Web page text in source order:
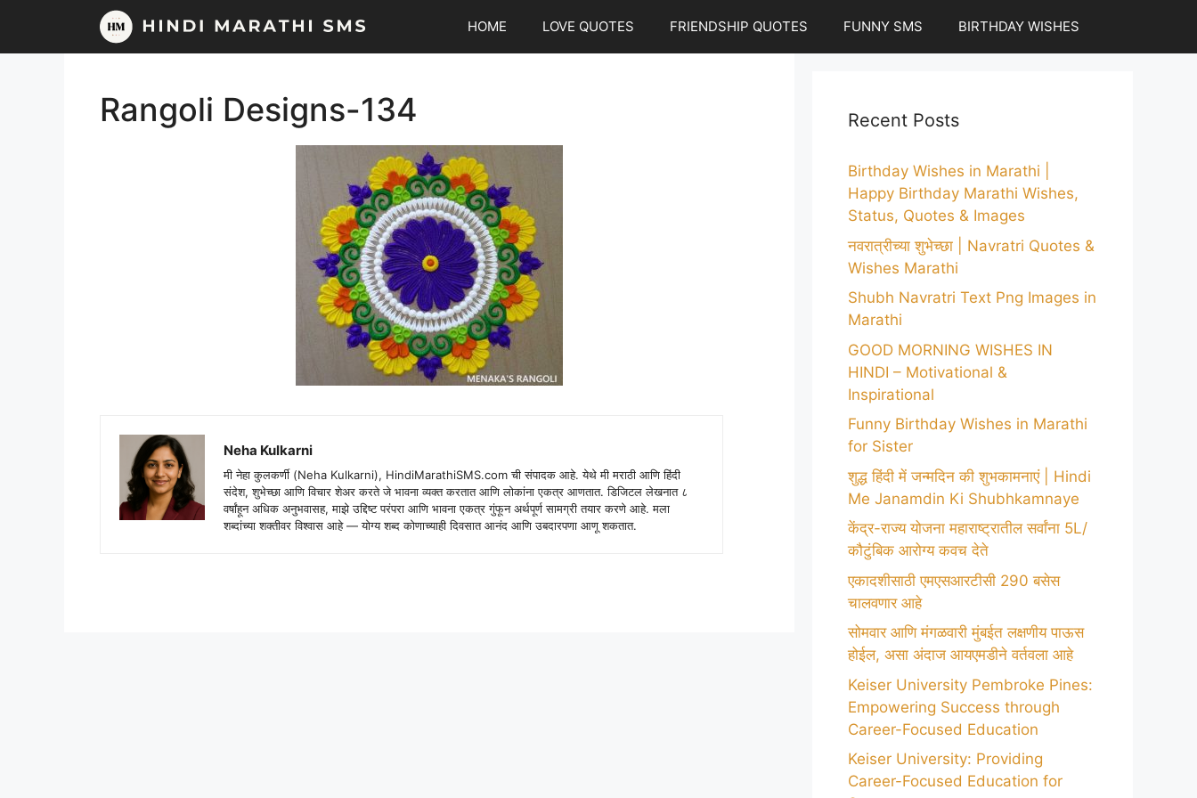
content
HOME LOVE QUOTES FRIENDSHIP QUOTES FUNNY SMS BIRTHDAY WISHES
Rangoli Designs-134
Neha Kulkarni
मी नेहा कुलकर्णी (Neha Kulkarni), HindiMarathiSMS.com ची संपादक आहे. येथे मी मराठी आणि हिंदी
संदेश, शुभेच्छा आणि विचार शेअर करते जे भावना व्यक्त करतात आणि लोकांना एकत्र आणतात. डिजिटल लेखनात ८
वर्षांहून अधिक अनुभवासह, माझे उद्दिष्ट परंपरा आणि भावना एकत्र गुंफून अर्थपूर्ण सामग्री तयार करणे आहे. मला
शब्दांच्या शक्तीवर विश्वास आहे — योग्य शब्द कोणाच्याही दिवसात आनंद आणि उबदारपणा आणू शकतात.
Recent Posts
Birthday Wishes in Marathi |
Happy Birthday Marathi Wishes,
Status, Quotes & Images
नवरात्रीच्या शुभेच्छा | Navratri Quotes &
Wishes Marathi
Shubh Navratri Text Png Images in
Marathi
GOOD MORNING WISHES IN
HINDI – Motivational &
Inspirational
Funny Birthday Wishes in Marathi
for Sister
शुद्ध हिंदी में जन्मदिन की शुभकामनाएं | Hindi
Me Janamdin Ki Shubhkamnaye
केंद्र-राज्य योजना महाराष्ट्रातील सर्वांना 5L/
कौटुंबिक आरोग्य कवच देते
एकादशीसाठी एमएसआरटीसी 290 बसेस
चालवणार आहे
सोमवार आणि मंगळवारी मुंबईत लक्षणीय पाऊस
होईल, असा अंदाज आयएमडीने वर्तवला आहे
Keiser University Pembroke Pines:
Empowering Success through
Career-Focused Education
Keiser University: Providing
Career-Focused Education for